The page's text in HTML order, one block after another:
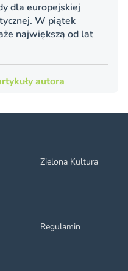
dla europejskiej
W piątek
największą od lat
autora
Zielona Kultura
Regulamin